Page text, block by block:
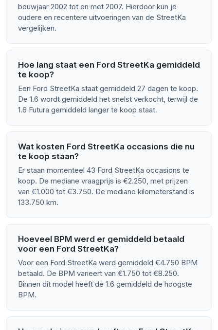
bouwjaar 2002 tot en met 2007. Hierdoor kun je
oudere en recentere uitvoeringen van de StreetKa
vergelijken.
Hoe lang staat een Ford StreetKa gemiddeld
te koop?
Een Ford StreetKa staat gemiddeld 27 dagen te koop.
De 1.6 wordt gemiddeld het snelst verkocht, terwijl de
1.6 Futura gemiddeld langer te koop staat.
Wat kosten Ford StreetKa occasions die nu
te koop staan?
Er staan momenteel 43 Ford StreetKa occasions te
koop. De mediane vraagprijs is €2.250, met prijzen
van €1.000 tot €3.750. De mediane kilometerstand is
133.750 km.
Hoeveel BPM werd er gemiddeld betaald
voor een Ford StreetKa?
Voor een Ford StreetKa werd gemiddeld €4.750 BPM
betaald. De BPM varieert van €1.750 tot €8.250.
Binnen dit model heeft de 1.6 gemiddeld de hoogste
BPM.